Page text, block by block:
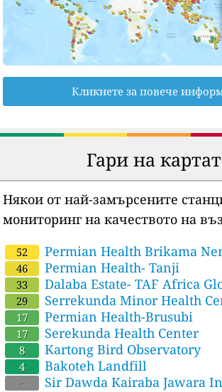
Кликнете за повече
Гари на
Някои от най-замърсените
мониторинг на качеството на
52 Permian Health Brikama
46 Permian Health- Tanji
33 Dalaba Estate- TAF Africa
29 Serrekunda Minor Health
17 Permian Health-Brusubi
17 Serekunda Health Center
8 Kartong Bird Observatory
4 Bakoteh Landfill
-
Sir Dawda Kairaba Jawara